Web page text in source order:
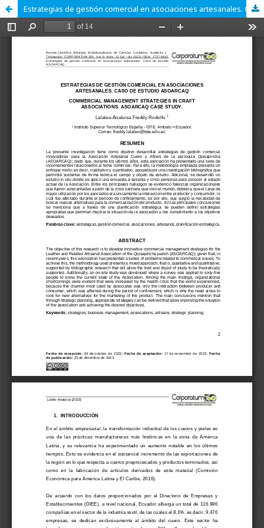
Estrategias de gestión comercial en asociaciones artesanales. Caso de estudio Asoarcaq